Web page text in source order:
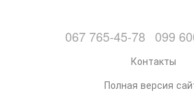
067 765-45-78 099
Контакты
Полная версия